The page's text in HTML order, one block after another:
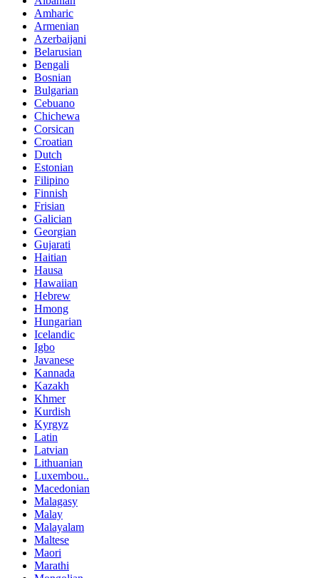
Amharic
Armenian
Azerbaijani
Belarusian
Bengali
Bosnian
Bulgarian
Cebuano
Chichewa
Corsican
Croatian
Dutch
Estonian
Filipino
Finnish
Frisian
Galician
Georgian
Gujarati
Haitian
Hausa
Hawaiian
Hebrew
Hmong
Hungarian
Icelandic
Igbo
Javanese
Kannada
Kazakh
Khmer
Kurdish
Kyrgyz
Latin
Latvian
Lithuanian
Luxembou..
Macedonian
Malagasy
Malay
Malayalam
Maltese
Maori
Marathi